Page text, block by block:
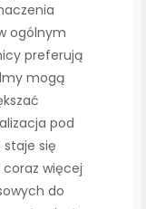
ogólnym
preferują
mogą
pod
staje się
więcej
do